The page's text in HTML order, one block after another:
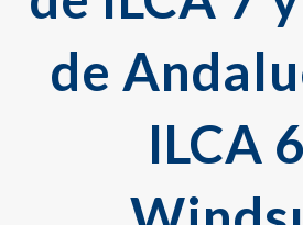
de
ILCA